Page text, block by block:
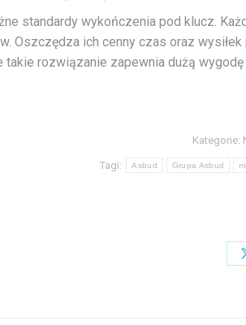
standardy wykończenia pod klucz.
Oszczędza ich cenny czas oraz
takie rozwiązanie zapewnia dużą
Kategorie:
Tagi: Asbud Grupa Asbud